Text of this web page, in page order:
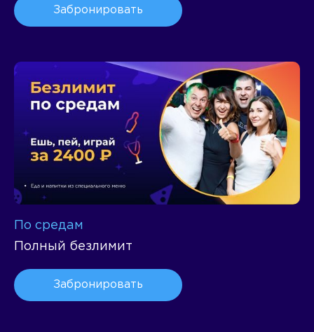
Забронировать
По средам
Полный безлимит
Забронировать